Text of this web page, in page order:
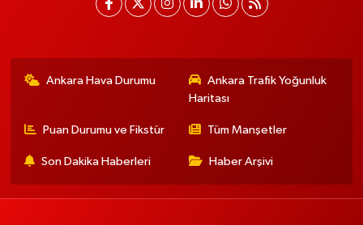
Ankara Hava Durumu
Ankara Trafik Yoğunluk
Haritası
Puan Durumu ve Fikstür Tüm Manşetler
Son Dakika Haberleri Haber Arşivi